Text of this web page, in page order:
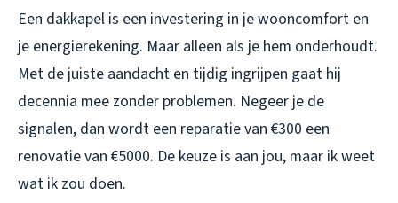
Een dakkapel is een investering in je wooncomfort en
je energierekening. Maar alleen als je hem onderhoudt.
Met de juiste aandacht en tijdig ingrijpen gaat hij
decennia mee zonder problemen. Negeer je de
signalen, dan wordt een reparatie van €300 een
renovatie van €5000. De keuze is aan jou, maar ik weet
wat ik zou doen.